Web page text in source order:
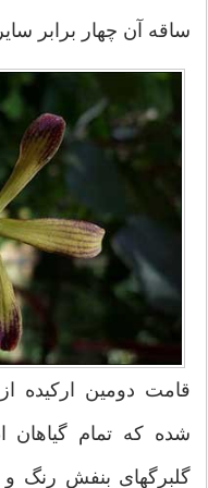
ساقه آن چهار برابر
قامت دومین ارکیده
شده که تمام گیاهان
گلبرگهای بنفش رنگ